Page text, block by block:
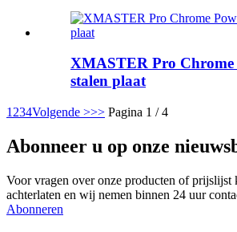
XMASTER Pro
stalen plaat
1 234Volgende >>> Pagina 1 / 4
Abonneer u op onze
Voor vragen over onze producten of prijslijst
achterlaten en wij nemen binnen 24 uur
Abonneren